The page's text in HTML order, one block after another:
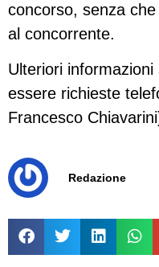
concorso, senza
al concorrente.
Ulteriori
essere richieste
Francesco
Redazione